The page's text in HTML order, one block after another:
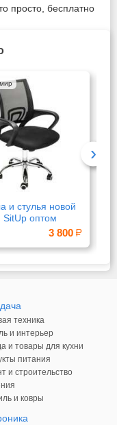
просто, бесплатно
и стулья новой
SitUp оптом
3 800
›
техника
и интерьер
и товары для кухни
питания
и строительство
и ковры